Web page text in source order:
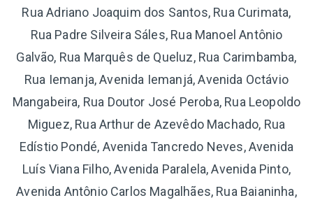
Rua Adriano Joaquim dos Santos, Rua Curimata,
Rua Padre Silveira Sáles, Rua Manoel Antônio
Galvão, Rua Marquês de Queluz, Rua Carimbamba,
Rua Iemanja, Avenida Iemanjá, Avenida Octávio
Mangabeira, Rua Doutor José Peroba, Rua Leopoldo
Miguez, Rua Arthur de Azevêdo Machado, Rua
Edístio Pondé, Avenida Tancredo Neves, Avenida
Luís Viana Filho, Avenida Paralela, Avenida Pinto,
Avenida Antônio Carlos Magalhães, Rua Baianinha,